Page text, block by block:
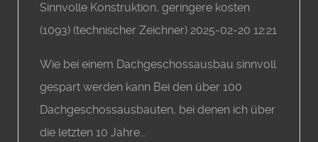
Sinnvolle Konstruktion, geringere kosten
(1093)(technischer Zeichner)2025-02-20 12:21
Wie bei einem Dachgeschossausbau sinnvoll
gespart werden kann Bei den über 100
Dachgeschossausbauten, bei denen ich über
die letzten 10 Jahre...